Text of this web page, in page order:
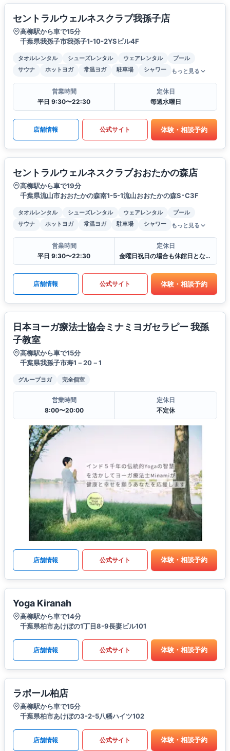
セントラルウェルネスクラブ我孫子店
高柳駅から車で15分
千葉県我孫子市我孫子1-10-2YSビル4F
タオルレンタル シューズレンタル ウェアレンタル
プール
サウナ
ホットヨガ 常温ヨガ 駐車場 シャワー もっと見る
営業時間
平日 9:30〜22:30
定休日
毎週水曜日
店舗情報 公式サイト 体験・相談予約
セントラルウェルネスクラブおおたかの森店
高柳駅から車で19分
千葉県流山市おおたかの森南1-5-1流山おおたかの森S･C3F
タオルレンタル シューズレンタル ウェアレンタル
プール
サウナ
ホットヨガ 常温ヨガ 駐車場 シャワー もっと見る
営業時間
平日 9:30〜22:30
定休日
金曜日祝日の場合も休館日となります
店舗情報 公式サイト 体験・相談予約
日本ヨーガ療法士協会ミナミヨガセラピー 我孫
子教室
高柳駅から車で15分
千葉県我孫子市寿1－20－1
グループヨガ 完全個室
営業時間
8:00〜20:00
定休日
不定休
店舗情報 公式サイト 体験・相談予約
Yoga Kiranah
高柳駅から車で14分
千葉県柏市あけぼの1丁目8-9長妻ビル101
店舗情報 公式サイト 体験・相談予約
ラポール柏店
高柳駅から車で15分
千葉県柏市あけぼの3-2-5八幡ハイツ102
店舗情報 公式サイト 体験・相談予約